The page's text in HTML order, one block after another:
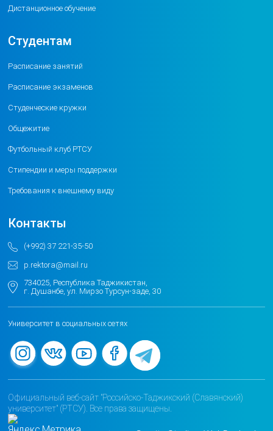
Дистанционное обучение
Студентам
Расписание занятий
Расписание экзаменов
Студенческие кружки
Общежитие
Футбольный клуб РТСУ
Стипендии и меры поддержки
Требования к внешнему виду
Контакты
(+992) 37 221-35-50
p.rektora@mail.ru
734025, Республика Таджикистан,
г. Душанбе, ул. Мирзо Турсун-заде, 30
Университет в социальных сетях
Официальный веб-сайт "Российско-Таджикский (Славянский)
университет" (РТСУ). Все права защищены.